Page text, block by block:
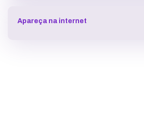
Apareça na internet